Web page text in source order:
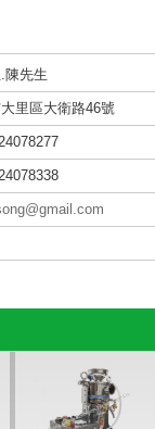
陳先生
里區大衛路46號